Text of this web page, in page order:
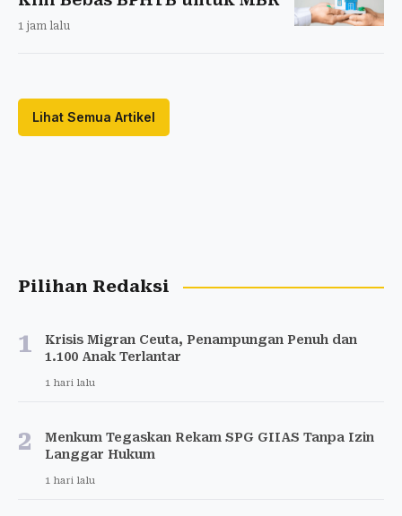
1 jam lalu
Lihat Semua Artikel
Pilihan Redaksi
1
Krisis Migran Ceuta, Penampungan Penuh dan
1.100 Anak Terlantar
1 hari lalu
2
Menkum Tegaskan Rekam SPG GIIAS Tanpa Izin
Langgar Hukum
1 hari lalu